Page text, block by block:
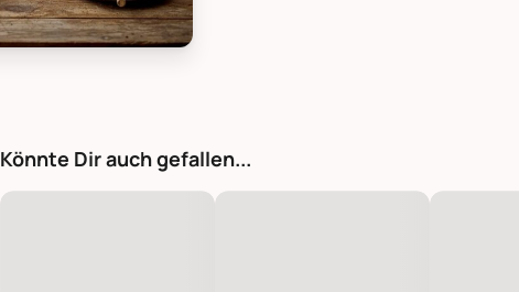
Könnte Dir auch gefallen...